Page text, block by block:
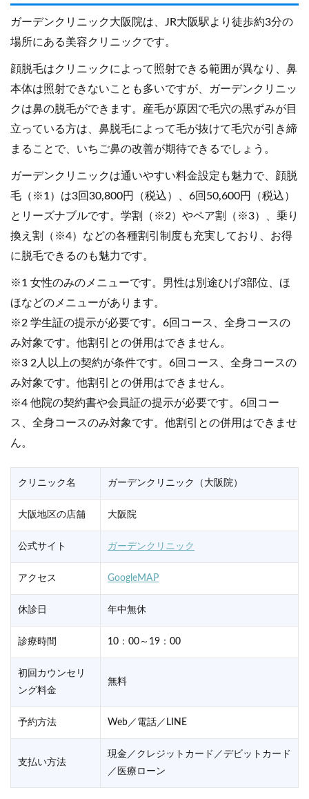
ガーデンクリニック大阪院は、JR大阪駅より徒歩約3分の
場所にある美容クリニックです。
顔脱毛はクリニックによって照射できる範囲が異なり、鼻
本体は照射できないことも多いですが、ガーデンクリニッ
クは鼻の脱毛ができます。産毛が原因で毛穴の黒ずみが目
立っている方は、鼻脱毛によって毛が抜けて毛穴が引き締
まることで、いちご鼻の改善が期待できるでしょう。
ガーデンクリニックは通いやすい料金設定も魅力で、顔脱
毛（※1）は3回30,800円（税込）、6回50,600円（税込）
とリーズナブルです。学割（※2）やペア割（※3）、乗り
換え割（※4）などの各種割引制度も充実しており、お得
に脱毛できるのも魅力です。
※1 女性のみのメニューです。男性は別途ひげ3部位、ほ
ほなどのメニューがあります。
※2 学生証の提示が必要です。6回コース、全身コースの
み対象です。他割引との併用はできません。
※3 2人以上の契約が条件です。6回コース、全身コースの
み対象です。他割引との併用はできません。
※4 他院の契約書や会員証の提示が必要です。6回コー
ス、全身コースのみ対象です。他割引との併用はできませ
ん。
クリニック名 ガーデンクリニック（大阪院）
大阪地区の店舗 大阪院
公式サイト ガーデンクリニック
アクセス GoogleMAP
休診日 年中無休
診療時間 10：00～19：00
初回カウンセリ
ング料金
無料
予約方法 Web／電話／LINE
支払い方法
現金／クレジットカード／デビットカード
／医療ローン